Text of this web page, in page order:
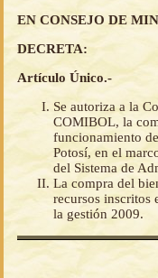
EN CONSEJO DE
DECRETA:
Artículo Único.-
Se autoriza a la
COMIBOL, la
funcionamiento
Potosí, en el
del Sistema de
La compra del
recursos inscritos
la gestión 2009.